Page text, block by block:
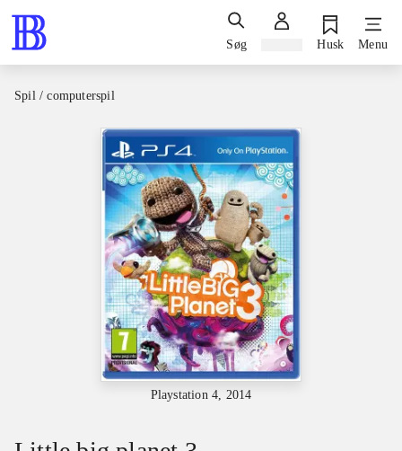
Søg Husk Menu
Spil / computerspil
Playstation 4, 2014